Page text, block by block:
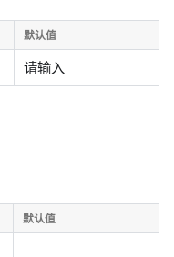
默认值
请输入
默认值